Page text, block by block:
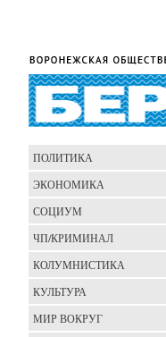
ПОЛИТИКА
ЭКОНОМИКА
СОЦИУМ
ЧП/КРИМИНАЛ
КОЛУМНИСТИКА
КУЛЬТУРА
МИР ВОКРУГ